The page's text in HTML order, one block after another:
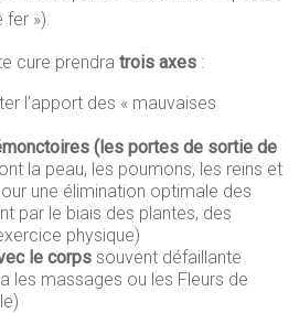
fer »).
cure prendratrois axes :
l’apport des « mauvaises
(les portes de sortie de
la peau, les poumons, les reins et
une élimination optimale des
par le biais des plantes, des
physique)
le corps souvent défaillante
les massages ou les Fleurs de